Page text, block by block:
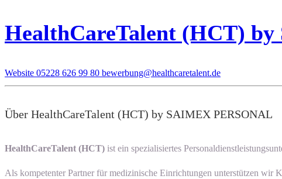
HealthCareTalent (HCT)
Website 05228 626 99 80 bewerbung@healthcaretalent.de
Über HealthCareTalent (HCT) by SAIMEX PERSONAL
HealthCareTalent (HCT) ist ein spezialisiertes
Als kompetenter Partner für medizinische Einrichtungen unterstützen wir